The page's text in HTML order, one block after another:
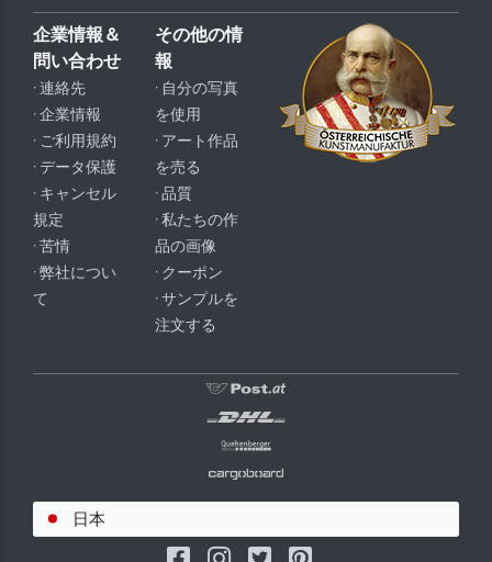
企業情報＆
問い合わせ
· 連絡先
· 企業情報
· ご利用規約
· データ保護
· キャンセル
規定
· 苦情
· 弊社につい
て
その他の情
報
· 自分の写真
を使用
· アート作品
を売る
· 品質
· 私たちの作
品の画像
· クーポン
· サンプルを
注文する
日本